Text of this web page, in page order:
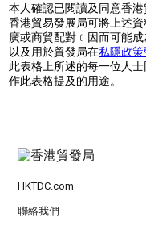
本人確認已閱讀及同意香
香港貿易發展局可將上述
廣或商貿配對﹝因而可能
以及用於貿發局在私隱政
此表格上所述的每一位人
作此表格提及的用途。
HKTDC.com
聯絡我們